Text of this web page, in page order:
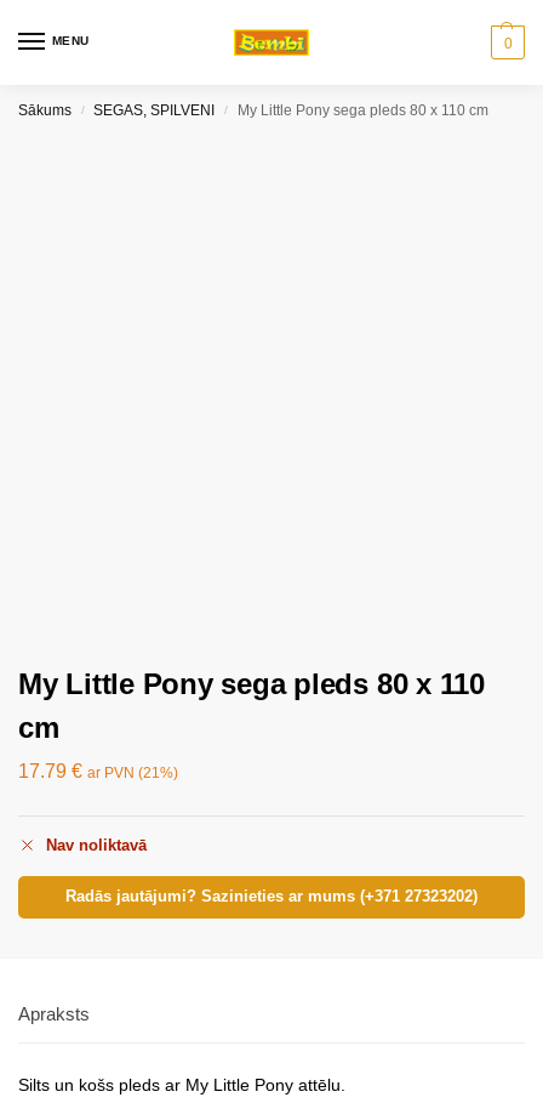
MENU 0
Sākums / SEGAS, SPILVENI / My Little Pony sega pleds 80 x 110 cm
My Little Pony sega pleds 80 x 110
cm
17.79 € ar PVN (21%)
Nav noliktavā
Radās jautājumi? Sazinieties ar mums (+371 27323202)
Apraksts
Silts un košs pleds ar My Little Pony attēlu.